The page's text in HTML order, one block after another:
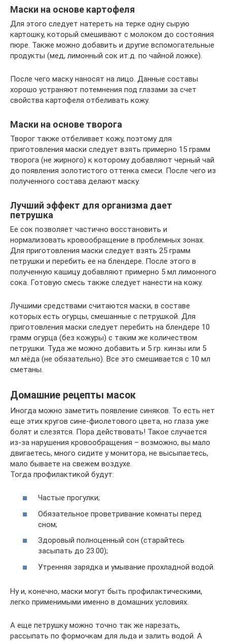
Маски на основе картофеля
Для этого следует натереть на терке одну сырую
картошку, который смешивают с молоком до состояния
пюре. Также можно добавить и другие вспомогательные
продукты (мед, лимонный сок ит.д. по чайной ложке).
После чего маску наносят на лицо. Данные составы
хорошо устраняют потемнения под глазами за счет
свойства картофеля отбеливать кожу.
Маски на основе творога
Творог также отбеливает кожу, поэтому для
приготовления маски следует взять примерно 15 грамм
творога (не жирного) к которому добавляют черный чай
до появления золотистого оттенка смеси. После чего из
полученного состава делают маску.
Лучший эффект для организма дает
петрушка
Ее сок позволяет частично восстановить и
нормализовать кровообращение в проблемных зонах.
Для приготовления маски следует взять 25 грамм
петрушки и перебить ее на блендере. После этого в
полученную кашицу добавляют примерно 5 мл лимонного
сока. Готовую смесь также следует нанести на кожу.
Лучшими средствами считаются маски, в составе
которых есть огурцы, смешанные с петрушкой. Для
приготовления маски следует перебить на блендере 10
грамм огурца (без кожуры) с таким же количеством
петрушки. Туда же можно добавить и 5 гр. кинзы или 5
мл мёда (не обязательно). Все это смешивается с 10 мл
сметаны.
Домашние рецепты масок
Иногда можно заметить появление синяков. То есть нет
еще этих кругов сине-фиолетового цвета, но глаза уже
болят и слезятся. Пора действовать! Такое случается
из-за нарушения кровообращения – возможно, вы мало
двигаетесь, много сидите у монитора, не высыпаетесь,
мало бываете на свежем воздухе.
Тогда профилактикой будут:
Частые прогулки;
Обязательное проветривание комнаты перед
сном;
Здоровый полноценный сон (старайтесь
засыпать до 23.00);
Утренняя зарядка и умывание прохладной водой.
Ну и, конечно, маски могут быть профилактическими,
легко применимыми именно в домашних условиях.
А еще петрушку можно точно так же нарезать,
рассыпать по формочкам для льда и залить водой. А